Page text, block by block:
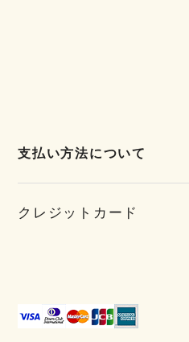
支払い方法について
クレジットカード